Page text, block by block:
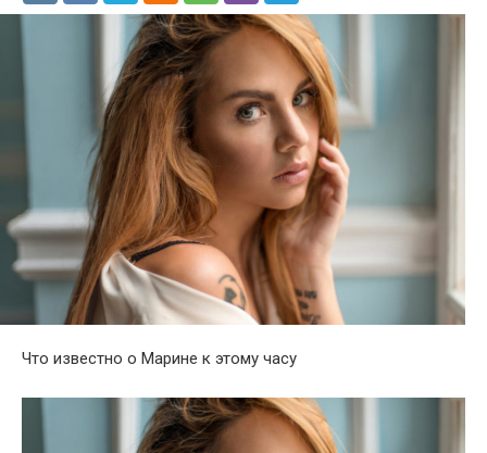
Что известно о Марине к этому часу